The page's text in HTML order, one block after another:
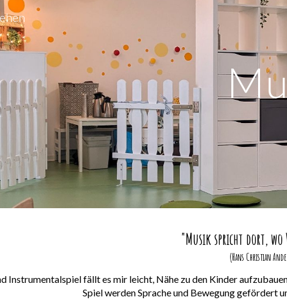
"Musik spricht dort,
(Hans Christian
Instrumentalspiel fällt es mir leicht, Nähe zu den Kinder
Spiel werden Sprache und Bewegung gefördert